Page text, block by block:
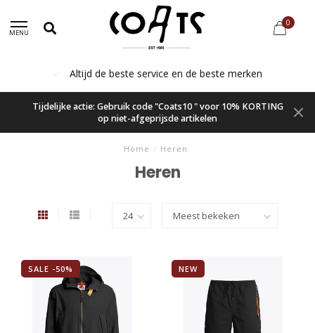
MENU
0
en de beste merken Voor 16.00
Tijdelijke actie: Gebruik code "Coats10 " voor 10% KORTING
op niet-afgeprijsde artikelen
Home / Heren
Heren
SALE -50% NEW